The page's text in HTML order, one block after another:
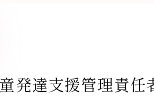
発達支援管理責任